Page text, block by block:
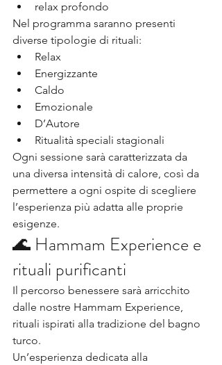
relax profondo
Nel programma saranno presenti
diverse tipologie di rituali:
Relax
Energizzante
Caldo
Emozionale
D’Autore
Ritualità speciali stagionali
Ogni sessione sarà caratterizzata da
una diversa intensità di calore, così da
permettere a ogni ospite di scegliere
l’esperienza più adatta alle proprie
esigenze.
🌊 Hammam Experience e
rituali purificanti
Il percorso benessere sarà arricchito
dalle nostre Hammam Experience,
rituali ispirati alla tradizione del bagno
turco.
Un’esperienza dedicata alla